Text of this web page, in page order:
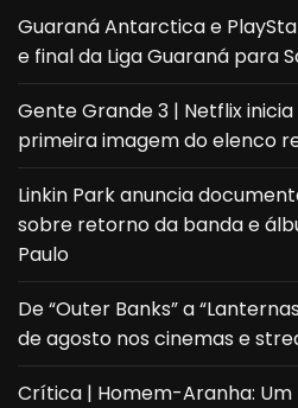
Guaraná Antarctica e
e final da Liga Guaraná para
Gente Grande 3 | Netflix
primeira imagem do elenco
Linkin Park anuncia
sobre retorno da banda e
Paulo
De “Outer Banks” a
de agosto nos cinemas e
Crítica | Homem-Aranha: Um